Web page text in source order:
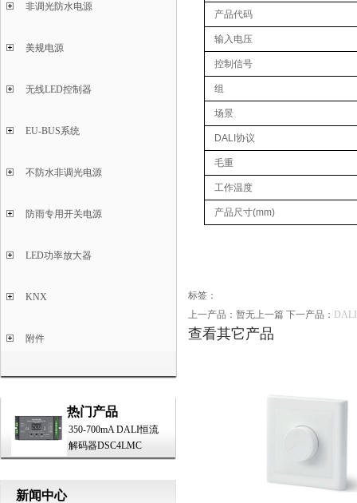
非调光防水电源
美规电源
无线LED控制器
EU-BUS系统
不防水非调光电源
防雨专用开关电源
LED功率放大器
KNX
附件
热门产品
350-700mA DALI恒流
解码器DSC4LMC
新闻中心
产品代码
输入电压
控制信号
组
场景
DALI协议
毛重
工作温度
产品尺寸(mm)
标签：
上一产品：暂无上一篇 下一产品：
查看其它产品